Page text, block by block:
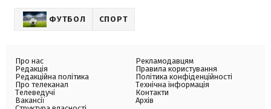
ФУТБОЛ СПОРТ
Про нас
Редакція
Редакційна політика
Про телеканал
Телеведучі
Вакансії
Рекламодавцям
Правила користування
Політика конфіденційності
Технічна інформація
Контакти
Архів